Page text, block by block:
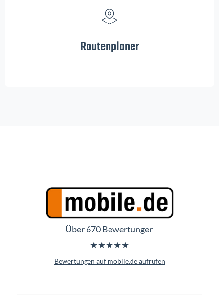
Routenplaner
Über 670 Bewertungen
★★★★★
Bewertungen auf mobile.de aufrufen